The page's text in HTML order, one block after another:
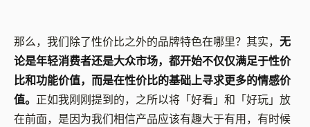
那么，我们除了性价比之外的品牌特色在哪里？其实， 无
论是年轻消费者还是大众市场，都开始不仅仅满足于性价
比和功能价值，而是在性价比的基础上寻求更多的情感价
值。 正如我刚刚提到的，之所以将「好看」和「好玩」放
在前面，是因为我们相信产品应该有趣大于有用，有时候